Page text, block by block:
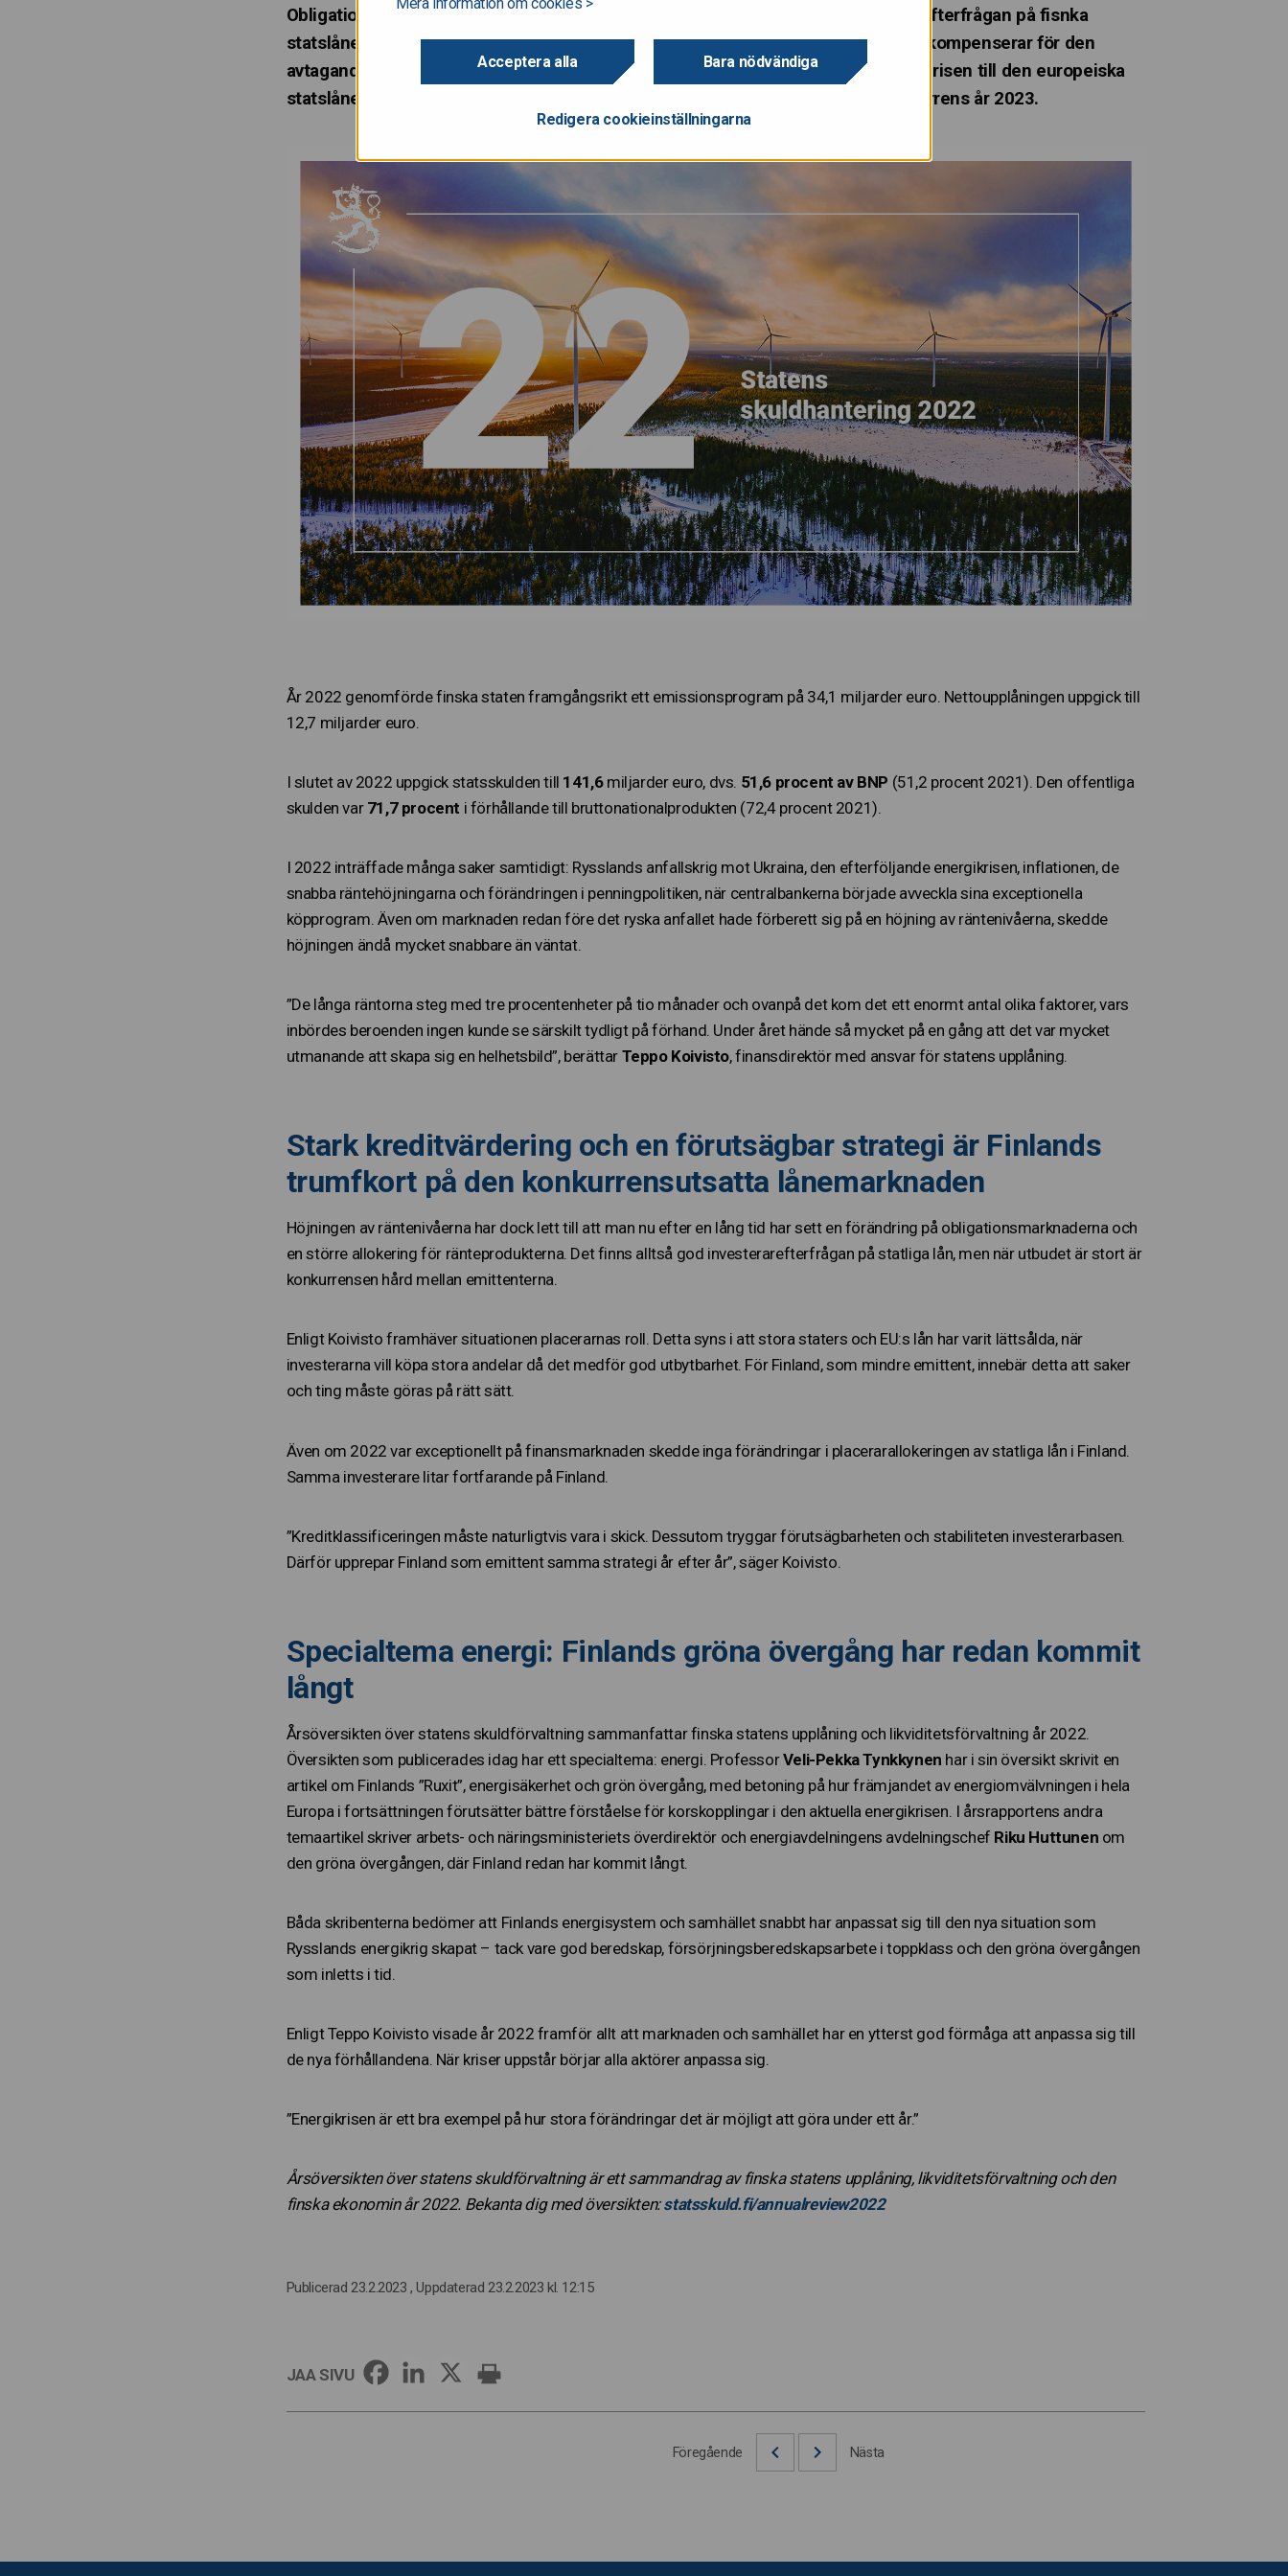
Mera information om cookies >
Acceptera alla Bara nödvändiga
Redigera cookieinställningarna
Obligationspriserna på statslånemarknaden anpassades till högre räntör, mend efterfrågan på fisnka
statslånebreven var fortsatt stark. Stödpaketen i många europeiska länder, som kompenserar för den
avtagande ekonomiska tillväxten och de stigande energipriserna, överför energikrisen till den europeiska
statslånemarknaden, där det kommer finnas ett enormt utbud och en hög konkurrens år 2023.
År 2022 genomförde finska staten framgångsrikt ett emissionsprogram på 34,1 miljarder euro. Nettoupplåningen uppgick till
12,7 miljarder euro.
I slutet av 2022 uppgick statsskulden till 141,6miljarder euro, dvs. 51,6 procent av BNP (51,2 procent 2021). Den offentliga
skulden var 71,7 procent i förhållande till bruttonationalprodukten (72,4 procent 2021).
I 2022 inträffade många saker samtidigt: Rysslands anfallskrig mot Ukraina, den efterföljande energikrisen, inflationen, de
snabba räntehöjningarna och förändringen i penningpolitiken, när centralbankerna började avveckla sina exceptionella
köpprogram. Även om marknaden redan före det ryska anfallet hade förberett sig på en höjning av räntenivåerna, skedde
höjningen ändå mycket snabbare än väntat.
”De långa räntorna steg med tre procentenheter på tio månader och ovanpå det kom det ett enormt antal olika faktorer, vars
inbördes beroenden ingen kunde se särskilt tydligt på förhand. Under året hände så mycket på en gång att det var mycket
utmanande att skapa sig en helhetsbild”, berättar Teppo Koivisto, finansdirektör med ansvar för statens upplåning.
Stark kreditvärdering och en förutsägbar strategi är Finlands
trumfkort på den konkurrensutsatta lånemarknaden
Höjningen av räntenivåerna har dock lett till att man nu efter en lång tid har sett en förändring på obligationsmarknaderna och
en större allokering för ränteprodukterna. Det finns alltså god investerarefterfrågan på statliga lån, men när utbudet är stort är
konkurrensen hård mellan emittenterna.
Enligt Koivisto framhäver situationen placerarnas roll. Detta syns i att stora staters och EU:s lån har varit lättsålda, när
investerarna vill köpa stora andelar då det medför god utbytbarhet. För Finland, som mindre emittent, innebär detta att saker
och ting måste göras på rätt sätt.
Även om 2022 var exceptionellt på finansmarknaden skedde inga förändringar i placerarallokeringen av statliga lån i Finland.
Samma investerare litar fortfarande på Finland.
”Kreditklassificeringen måste naturligtvis vara i skick. Dessutom tryggar förutsägbarheten och stabiliteten investerarbasen.
Därför upprepar Finland som emittent samma strategi år efter år”, säger Koivisto.
Specialtema energi: Finlands gröna övergång har redan kommit
långt
Årsöversikten över statens skuldförvaltning sammanfattar finska statens upplåning och likviditetsförvaltning år 2022.
Översikten som publicerades idag har ett specialtema: energi. ProfessorVeli-Pekka Tynkkynen har i sin översikt skrivit en
artikel om Finlands ”Ruxit”, energisäkerhet och grön övergång, med betoning på hur främjandet av energiomvälvningen i hela
Europa i fortsättningen förutsätter bättre förståelse för korskopplingar i den aktuella energikrisen. I årsrapportens andra
temaartikel skriver arbets- och näringsministeriets överdirektör och energiavdelningens avdelningschef Riku Huttunen om
den gröna övergången, där Finland redan har kommit långt.
Båda skribenterna bedömer att Finlands energisystem och samhället snabbt har anpassat sig till den nya situation som
Rysslands energikrig skapat – tack vare god beredskap, försörjningsberedskapsarbete i toppklass och den gröna övergången
som inletts i tid.
Enligt Teppo Koivisto visade år 2022 framför allt att marknaden och samhället har en ytterst god förmåga att anpassa sig till
de nya förhållandena. När kriser uppstår börjar alla aktörer anpassa sig.
”Energikrisen är ett bra exempel på hur stora förändringar det är möjligt att göra under ett år.”
Årsöversikten över statens skuldförvaltning är ett sammandrag av finska statens upplåning, likviditetsförvaltning och den
finska ekonomin år 2022. Bekanta dig med översikten:statsskuld.fi/annualreview2022
Publicerad 23.2.2023 , Uppdaterad 23.2.2023 kl. 12:15
JAA SIVU
Föregående Nästa